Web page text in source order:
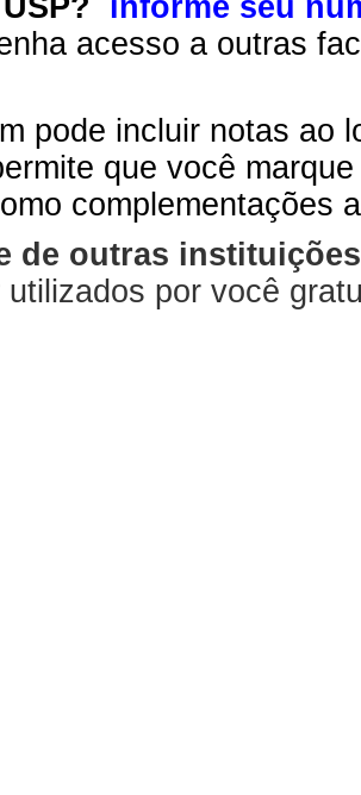
acesso a outras
pode incluir notas ao
que você
complementações
de outras
utilizados por você